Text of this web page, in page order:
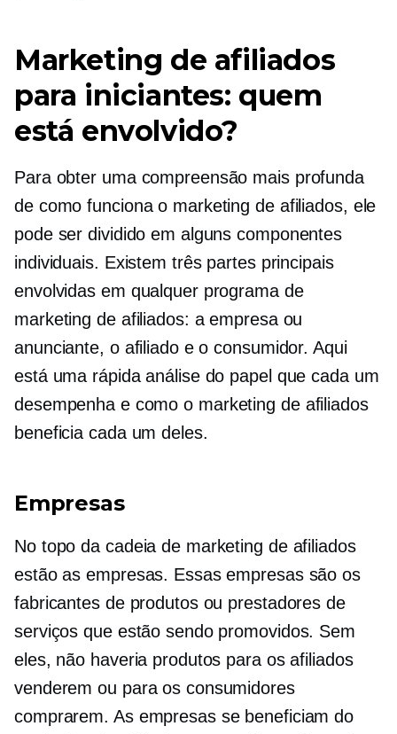
Marketing de afiliados
para iniciantes: quem
está envolvido?
Para obter uma compreensão mais profunda
de como funciona o marketing de afiliados, ele
pode ser dividido em alguns componentes
individuais. Existem três partes principais
envolvidas em qualquer programa de
marketing de afiliados: a empresa ou
anunciante, o afiliado e o consumidor. Aqui
está uma rápida análise do papel que cada um
desempenha e como o marketing de afiliados
beneficia cada um deles.
Empresas
No topo da cadeia de marketing de afiliados
estão as empresas. Essas empresas são os
fabricantes de produtos ou prestadores de
serviços que estão sendo promovidos. Sem
eles, não haveria produtos para os afiliados
venderem ou para os consumidores
comprarem. As empresas se beneficiam do